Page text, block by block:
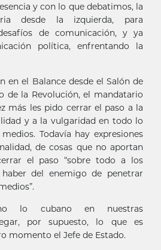
y con lo que debatimos, la
desde la izquierda, para
de comunicación, y ya
política, enfrentando la
en el Balance desde el Salón de
de la Revolución, el mandatario
más les pido cerrar el paso a la
y a la vulgaridad en todo lo
Todavía hay expresiones
de cosas que no aportan
el paso “sobre todo a los
del enemigo de penetrar
lo cubano en nuestras
por supuesto, lo que es
momento el Jefe de Estado.